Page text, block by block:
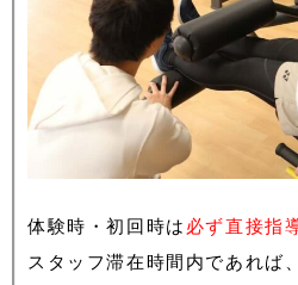
体験時・初回時は 必ず直接指
スタッフ滞在時間内であれば